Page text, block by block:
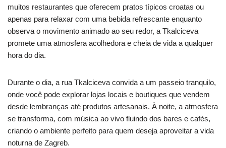
muitos restaurantes que oferecem pratos típicos croatas ou
apenas para relaxar com uma bebida refrescante enquanto
observa o movimento animado ao seu redor, a Tkalciceva
promete uma atmosfera acolhedora e cheia de vida a qualquer
hora do dia.
Durante o dia, a rua Tkalciceva convida a um passeio tranquilo,
onde você pode explorar lojas locais e boutiques que vendem
desde lembranças até produtos artesanais. À noite, a atmosfera
se transforma, com música ao vivo fluindo dos bares e cafés,
criando o ambiente perfeito para quem deseja aproveitar a vida
noturna de Zagreb.